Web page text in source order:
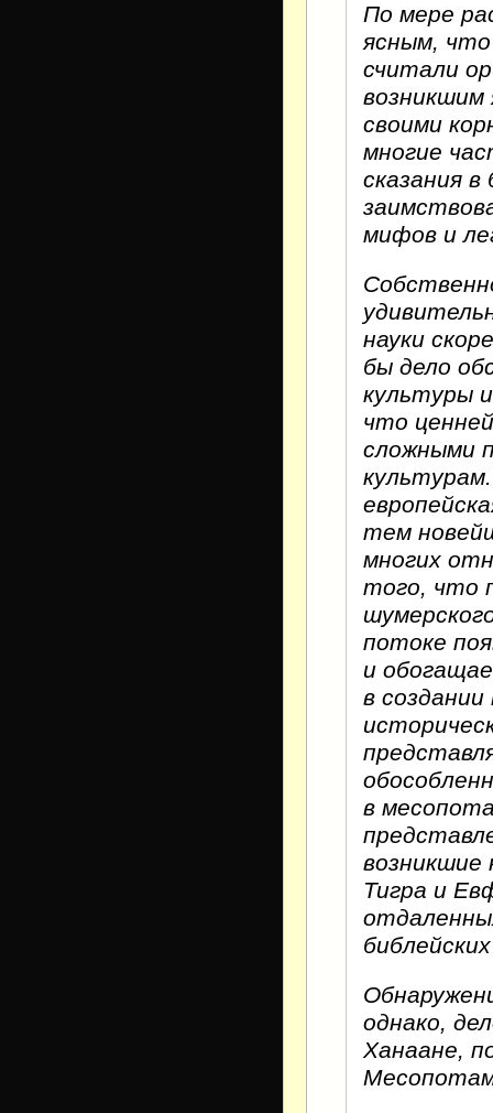
По мере
ясным,
считали
возникшим
своими
многие
сказания
мифов и
науки
бы дело
культуры
что
сложными
тем
многих
того, что
потоке
и
в
в
возникшие
Тигра и
однако,
Ханаане,